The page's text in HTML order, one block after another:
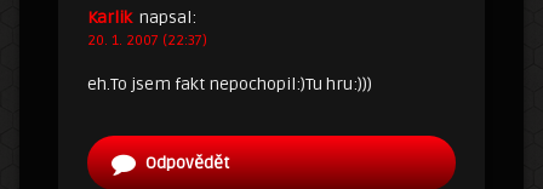
Karlik napsal:
20. 1. 2007 (22:37)
eh.To jsem fakt nepochopil:)Tu hru:)))
Odpovědět